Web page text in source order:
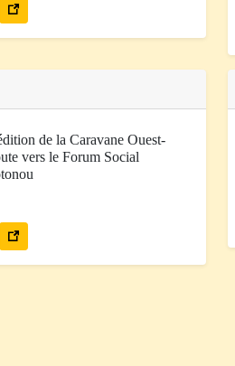
de la Caravane Ouest-
vers le Forum Social